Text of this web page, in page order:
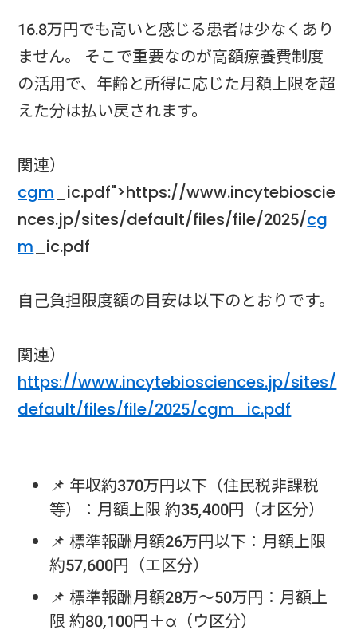
16.8万円でも高いと感じる患者は少なくあり
ません。 そこで重要なのが高額療養費制度
の活用で、年齢と所得に応じた月額上限を超
えた分は払い戻されます。
関連）
cgm _ic.pdf">https://www.incytebioscie
nces.jp/sites/default/files/file/2025/cg
m _ic.pdf
自己負担限度額の目安は以下のとおりです。
関連）
https://www.incytebiosciences.jp/sites/
default/files/file/2025/cgm_ic.pdf
📌 年収約370万円以下（住民税非課税
等）：月額上限 約35,400円（オ区分）
📌 標準報酬月額26万円以下：月額上限
約57,600円（エ区分）
📌 標準報酬月額28万～50万円：月額上
限 約80,100円＋α（ウ区分）